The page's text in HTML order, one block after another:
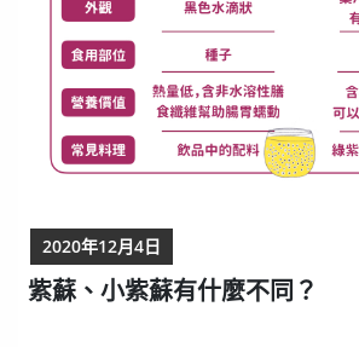
紫蘇、小紫蘇有什麼不同？
2020年12月4日